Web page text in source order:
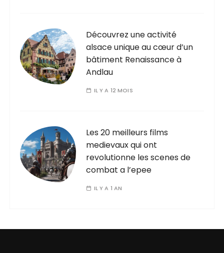
Découvrez une activité
alsace unique au cœur d’un
bâtiment Renaissance à
Andlau
IL Y A 12 MOIS
Les 20 meilleurs films
medievaux qui ont
revolutionne les scenes de
combat a l’epee
IL Y A 1 AN